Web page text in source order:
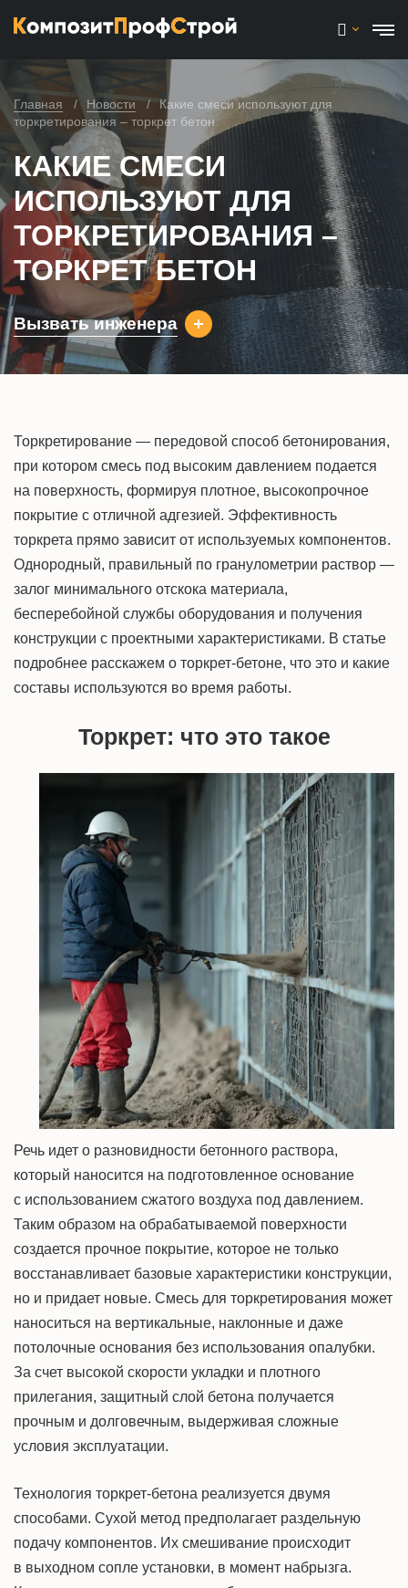
Главная Новости
Какие смеси используют для
торкретирования – торкрет бетон
КАКИЕ СМЕСИ
ИСПОЛЬЗУЮТ ДЛЯ
ТОРКРЕТИРОВАНИЯ –
ТОРКРЕТ БЕТОН
Вызвать инженера
Торкретирование — передовой способ бетонирования,
при котором смесь под высоким давлением подается
на поверхность, формируя плотное, высокопрочное
покрытие с отличной адгезией. Эффективность
торкрета прямо зависит от используемых компонентов.
Однородный, правильный по гранулометрии раствор —
залог минимального отскока материала,
бесперебойной службы оборудования и получения
конструкции с проектными характеристиками. В статье
подробнее расскажем о торкрет-бетоне, что это и какие
составы используются во время работы.
Торкрет: что это такое
Речь идет о разновидности бетонного раствора,
который наносится на подготовленное основание
с использованием сжатого воздуха под давлением.
Таким образом на обрабатываемой поверхности
создается прочное покрытие, которое не только
восстанавливает базовые характеристики конструкции,
но и придает новые. Смесь для торкретирования может
наноситься на вертикальные, наклонные и даже
потолочные основания без использования опалубки.
За счет высокой скорости укладки и плотного
прилегания, защитный слой бетона получается
прочным и долговечным, выдерживая сложные
условия эксплуатации.
Технология торкрет-бетона реализуется двумя
способами. Сухой метод предполагает раздельную
подачу компонентов. Их смешивание происходит
в выходном сопле установки, в момент набрызга.